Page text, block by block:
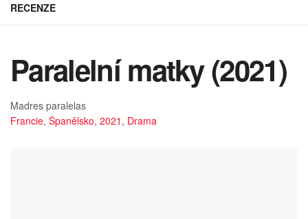
RECENZE
Paralelní matky (2021)
Madres paralelas
Francie, Španělsko, 2021 , Drama